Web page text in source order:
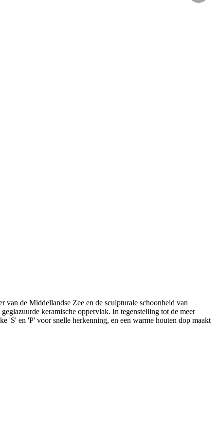
van de Middellandse Zee en de sculpturale schoonheid van
keramische oppervlak. In tegenstelling tot de meer
'S' en 'P' voor snelle herkenning, en een warme houten dop maakt